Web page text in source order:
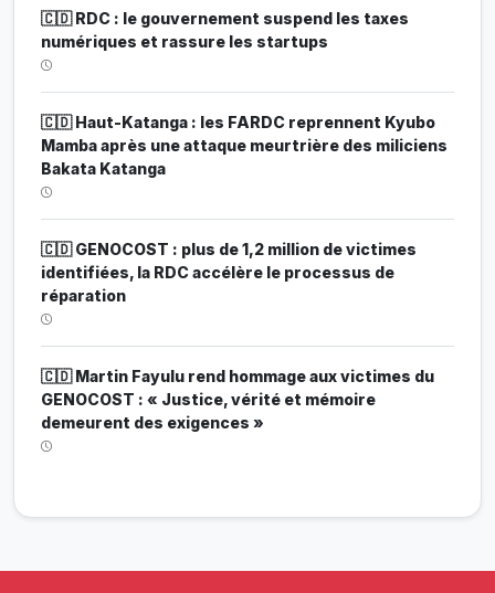
🇨🇩 RDC : le gouvernement suspend les taxes
numériques et rassure les startups
🇨🇩 Haut-Katanga : les FARDC reprennent Kyubo
Mamba après une attaque meurtrière des miliciens
Bakata Katanga
🇨🇩 GENOCOST : plus de 1,2 million de victimes
identifiées, la RDC accélère le processus de
réparation
🇨🇩 Martin Fayulu rend hommage aux victimes du
GENOCOST : « Justice, vérité et mémoire
demeurent des exigences »